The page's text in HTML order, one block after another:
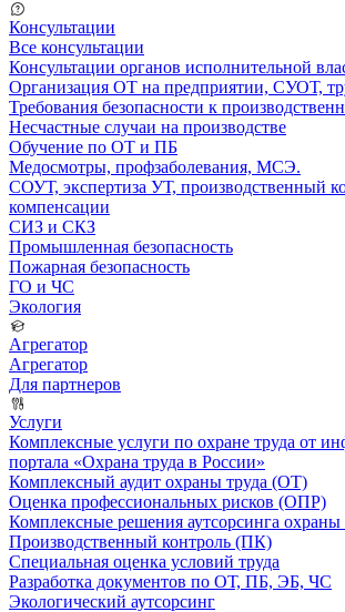
Консультации
Все консультации
Консультации органов исполнительной
Организация ОТ на предприятии, СУОТ,
Требования безопасности к
Несчастные случаи на производстве
Обучение по ОТ и ПБ
Медосмотры, профзаболевания, МСЭ.
СОУТ, экспертиза УТ, производственный
компенсации
СИЗ и СКЗ
Промышленная безопасность
Пожарная безопасность
ГО и ЧС
Экология
Агрегатор
Агрегатор
Для партнеров
Услуги
Комплексные услуги по охране труда от
портала «Охрана труда в России»
Комплексный аудит охраны труда (ОТ)
Оценка профессиональных рисков (ОПР)
Комплексные решения аутсорсинга охраны
Производственный контроль (ПК)
Специальная оценка условий труда
Разработка документов по ОТ, ПБ, ЭБ, ЧС
Экологический аутсорсинг